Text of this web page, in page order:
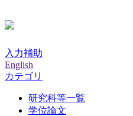
入力補助
English
カテゴリ
研究科等一覧
学位論文